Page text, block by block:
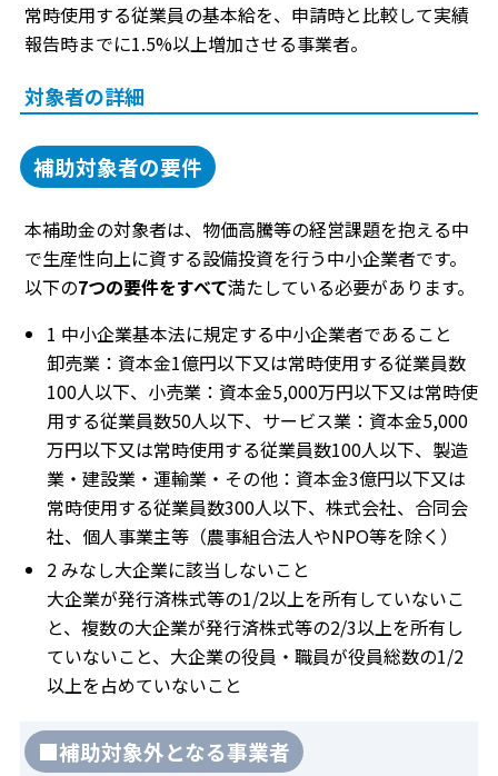
常時使用する従業員の基本給を、申請時と比較して実績
報告時までに1.5%以上増加させる事業者。
対象者の詳細
補助対象者の要件
本補助金の対象者は、物価高騰等の経営課題を抱える中
で生産性向上に資する設備投資を行う中小企業者です。
以下の7つの要件をすべて満たしている必要があります。
1 中小企業基本法に規定する中小企業者であること
卸売業：資本金1億円以下又は常時使用する従業員数
100人以下、小売業：資本金5,000万円以下又は常時使
用する従業員数50人以下、サービス業：資本金5,000
万円以下又は常時使用する従業員数100人以下、製造
業・建設業・運輸業・その他：資本金3億円以下又は
常時使用する従業員数300人以下、株式会社、合同会
社、個人事業主等（農事組合法人やNPO等を除く）
2 みなし大企業に該当しないこと
大企業が発行済株式等の1/2以上を所有していないこ
と、複数の大企業が発行済株式等の2/3以上を所有し
ていないこと、大企業の役員・職員が役員総数の1/2
以上を占めていないこと
■補助対象外となる事業者